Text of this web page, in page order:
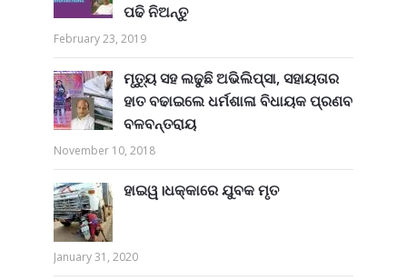
ପଢି ନିଅନ୍ତୁ
February 23, 2019
ମୃତ୍ୟୁ ସହ ଲଢୁଛି ଅଭିଲିପ୍ସା, ସହାୟତାର
ହାତ ବଢାଇଲେ ଧର୍ମଶାଳା ବିଧାୟକ ପ୍ରଣବ
ବଳବନ୍ତରାୟ
November 10, 2018
ହାଇୱ।ଧକ୍କାରେ ଯୁବକ ମୃତ
January 31, 2020